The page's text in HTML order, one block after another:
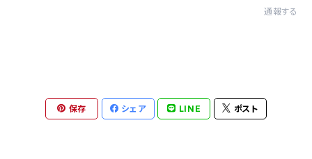
通報する
保存 シェア LINE ポスト